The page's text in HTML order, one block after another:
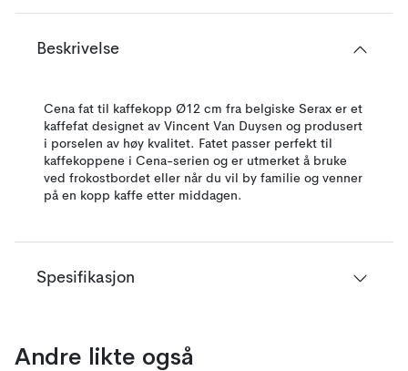
Beskrivelse
Cena fat til kaffekopp Ø12 cm fra belgiske Serax er et
kaffefat designet av Vincent Van Duysen og produsert
i porselen av høy kvalitet. Fatet passer perfekt til
kaffekoppene i Cena-serien og er utmerket å bruke
ved frokostbordet eller når du vil by familie og venner
på en kopp kaffe etter middagen.
Spesifikasjon
Andre likte også